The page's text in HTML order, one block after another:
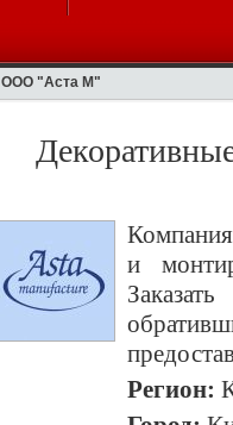
ООО "Аста М"
и
Регион: